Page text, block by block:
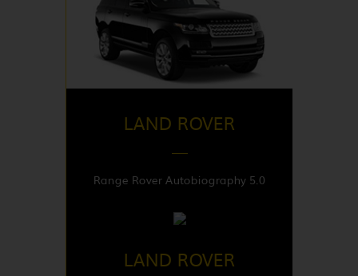
DISPONIBLE EN
United Kingdom
LAND ROVER
Range Rover Autobiography 5.0
LAND ROVER